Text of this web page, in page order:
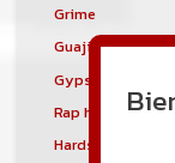
Grime
Guajira
Gypsy punk
Rap hardcore
Hardstep